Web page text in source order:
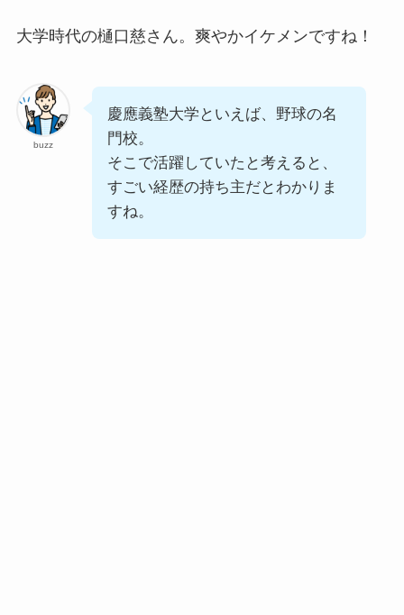
大学時代の樋口慈さん。爽やかイケメンですね！
buzz
慶應義塾大学といえば、野球の名
門校。
そこで活躍していたと考えると、
すごい経歴の持ち主だとわかりま
すね。